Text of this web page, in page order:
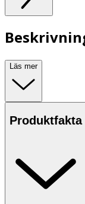
Läs mer
Produktfakta